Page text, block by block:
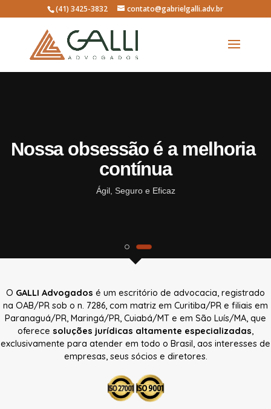
(41) 3425-3832 contato@gabrielgalli.adv.br
Nossa obsessão é a melhoria
contínua
Ágil, Seguro e Eficaz
O GALLI Advogados é um escritório de advocacia, registrado
na OAB/PR sob o n. 7286, com matriz em Curitiba/PR e filiais em
Paranaguá/PR, Maringá/PR, Cuiabá/MT e em São Luís/MA, que
oferece soluções jurídicas altamente especializadas,
exclusivamente para atender em todo o Brasil, aos interesses de
empresas, seus sócios e diretores.